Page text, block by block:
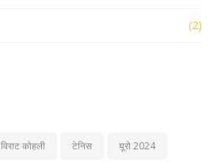
(2)
विराट कोहली टेनिस यूरो 2024